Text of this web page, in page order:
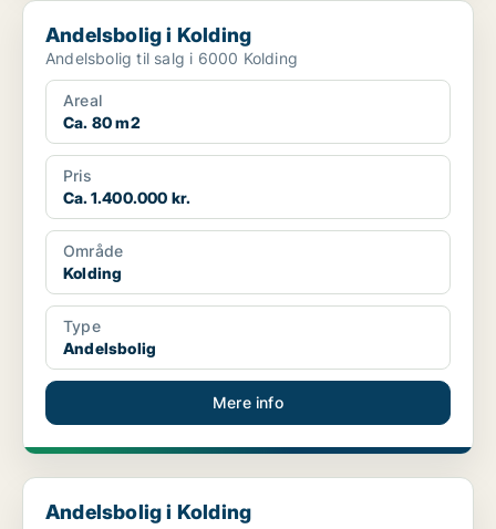
Andelsbolig i Kolding
Andelsbolig i Kolding
Andelsbolig til salg i 6000 Kolding
Areal
Ca. 80 m2
Pris
Ca. 1.400.000 kr.
Område
Kolding
Type
Andelsbolig
Mere info
Andelsbolig i Kolding
Andelsbolig i Kolding